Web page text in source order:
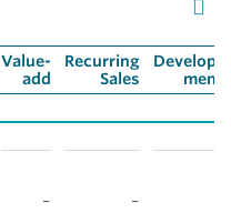
Value-
add
Recurring
Sales
Develop­
ment
– –